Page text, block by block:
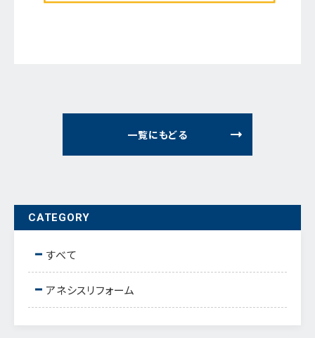
一覧にもどる
CATEGORY
すべて
アネシスリフォーム